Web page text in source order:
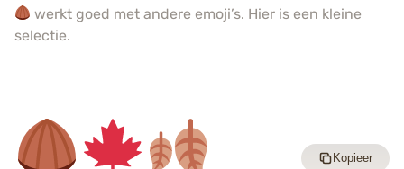
werkt goed met andere emoji’s. Hier is een kleine
selectie.
Kopieer